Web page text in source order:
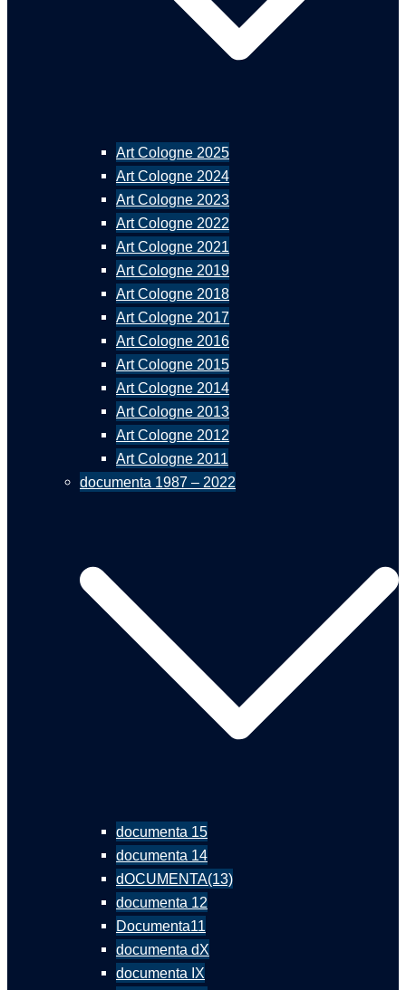
Art Cologne 2025
Art Cologne 2024
Art Cologne 2023
Art Cologne 2022
Art Cologne 2021
Art Cologne 2019
Art Cologne 2018
Art Cologne 2017
Art Cologne 2016
Art Cologne 2015
Art Cologne 2014
Art Cologne 2013
Art Cologne 2012
Art Cologne 2011
documenta 1987 – 2022
documenta 15
documenta 14
dOCUMENTA(13)
documenta 12
Documenta11
documenta dX
documenta IX